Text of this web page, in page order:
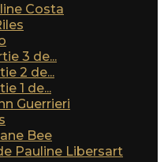
Costa
3 de...
2 de...
1 de...
Guerrieri
Bee
Pauline Libersart